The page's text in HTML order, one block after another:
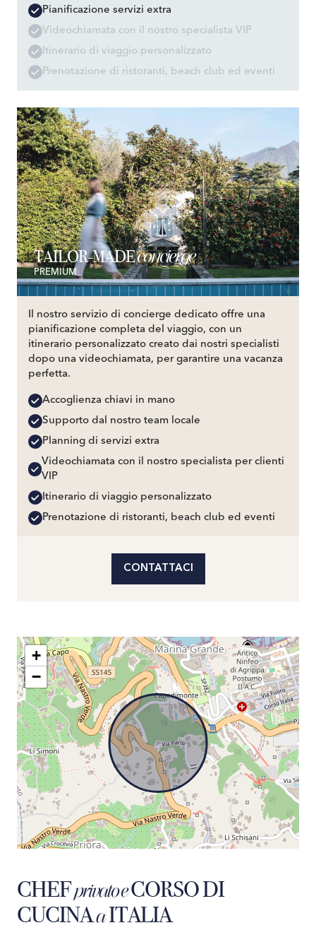
Pianificazione servizi extra
Videochiamata con il nostro specialista VIP
Itinerario di viaggio personalizzato
Prenotazione di ristoranti, beach club ed eventi
TAILOR-MADEconcierge
PREMIUM
Il nostro servizio di concierge dedicato offre una
pianificazione completa del viaggio, con un
itinerario personalizzato creato dai nostri specialisti
dopo una videochiamata, per garantire una vacanza
perfetta.
Accoglienza chiavi in mano
Supporto dal nostro team locale
Planning di servizi extra
Videochiamata con il nostro specialista per clienti
VIP
Itinerario di viaggio personalizzato
Prenotazione di ristoranti, beach club ed eventi
CONTATTACI
+
−
CHEFprivato eCORSO DI
CUCINAaITALIA